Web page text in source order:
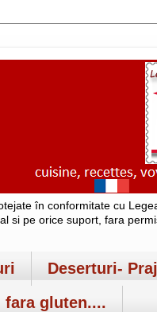
în conformitate cu
si pe orice suport, fara
Deserturi-
fara gluten....